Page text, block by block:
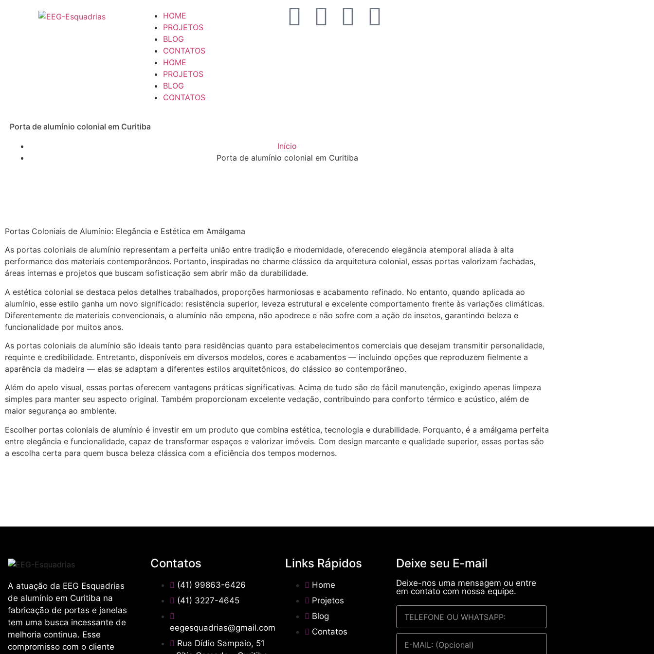
HOME
PROJETOS
BLOG
CONTATOS
HOME
PROJETOS
BLOG
CONTATOS
Porta de alumínio colonial em Curitiba
Início
Porta de alumínio colonial em Curitiba
Portas Coloniais de Alumínio: Elegância e Estética em Amálgama
As portas coloniais de alumínio representam a perfeita união entre tradição e modernidade, oferecendo elegância atemporal aliada à alta
performance dos materiais contemporâneos. Portanto, inspiradas no charme clássico da arquitetura colonial, essas portas valorizam fachadas,
áreas internas e projetos que buscam sofisticação sem abrir mão da durabilidade.
A estética colonial se destaca pelos detalhes trabalhados, proporções harmoniosas e acabamento refinado. No entanto, quando aplicada ao
alumínio, esse estilo ganha um novo significado: resistência superior, leveza estrutural e excelente comportamento frente às variações climáticas.
Diferentemente de materiais convencionais, o alumínio não empena, não apodrece e não sofre com a ação de insetos, garantindo beleza e
funcionalidade por muitos anos.
As portas coloniais de alumínio são ideais tanto para residências quanto para estabelecimentos comerciais que desejam transmitir personalidade,
requinte e credibilidade. Entretanto, disponíveis em diversos modelos, cores e acabamentos — incluindo opções que reproduzem fielmente a
aparência da madeira — elas se adaptam a diferentes estilos arquitetônicos, do clássico ao contemporâneo.
Além do apelo visual, essas portas oferecem vantagens práticas significativas. Acima de tudo são de fácil manutenção, exigindo apenas limpeza
simples para manter seu aspecto original. Também proporcionam excelente vedação, contribuindo para conforto térmico e acústico, além de
maior segurança ao ambiente.
Escolher portas coloniais de alumínio é investir em um produto que combina estética, tecnologia e durabilidade. Porquanto, é a amálgama perfeita
entre elegância e funcionalidade, capaz de transformar espaços e valorizar imóveis. Com design marcante e qualidade superior, essas portas são
a escolha certa para quem busca beleza clássica com a eficiência dos tempos modernos.
A atuação da EEG Esquadrias
de alumínio em Curitiba na
fabricação de portas e janelas
tem uma busca incessante de
melhoria continua. Esse
compromisso com o cliente
Contatos
(41) 99863-6426
(41) 3227-4645
eegesquadrias@gmail.com
Rua Dídio Sampaio, 51
Links Rápidos
Home
Projetos
Blog
Contatos
Deixe seu E-mail
Deixe-nos uma mensagem ou entre
em contato com nossa equipe.